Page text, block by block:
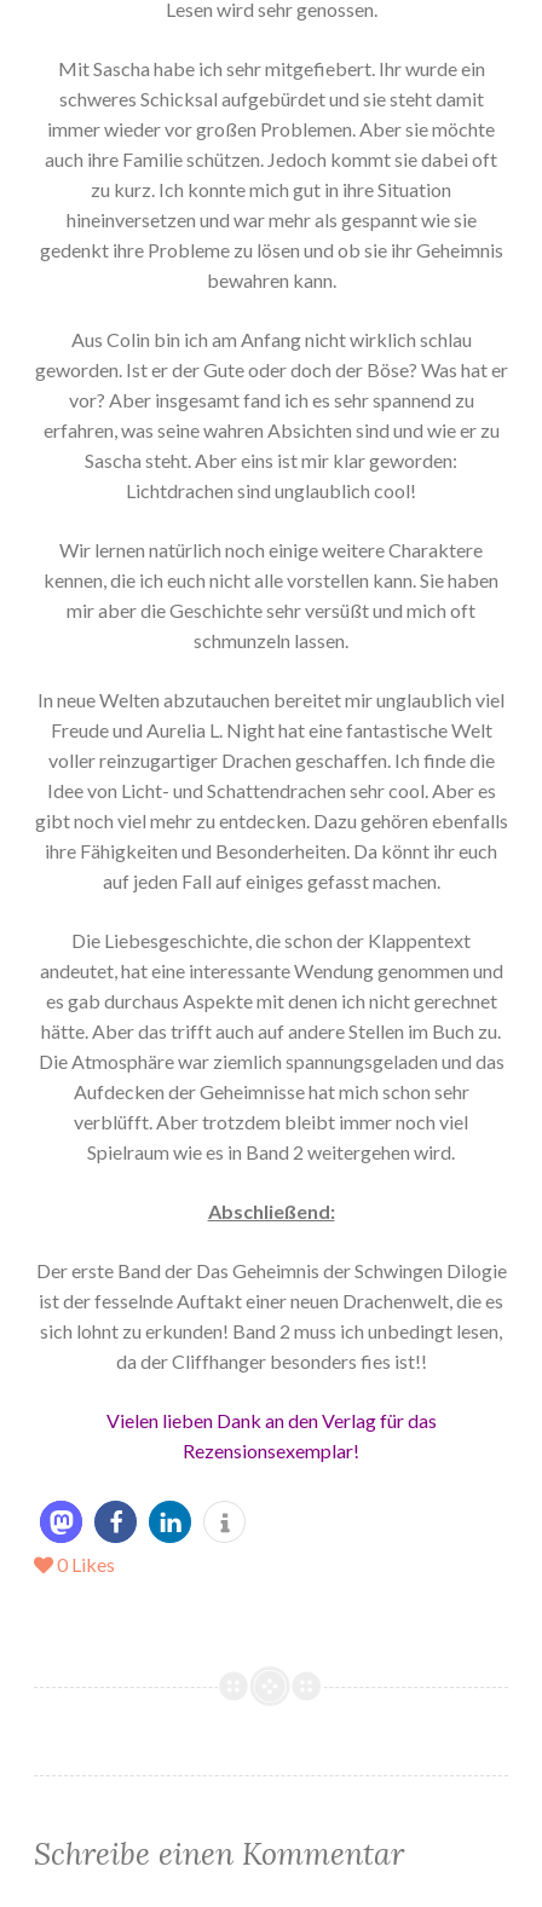
Lesen wird sehr genossen.
Mit Sascha habe ich sehr mitgefiebert. Ihr wurde ein
schweres Schicksal aufgebürdet und sie steht damit
immer wieder vor großen Problemen. Aber sie möchte
auch ihre Familie schützen. Jedoch kommt sie dabei oft
zu kurz. Ich konnte mich gut in ihre Situation
hineinversetzen und war mehr als gespannt wie sie
gedenkt ihre Probleme zu lösen und ob sie ihr Geheimnis
bewahren kann.
Aus Colin bin ich am Anfang nicht wirklich schlau
geworden. Ist er der Gute oder doch der Böse? Was hat er
vor? Aber insgesamt fand ich es sehr spannend zu
erfahren, was seine wahren Absichten sind und wie er zu
Sascha steht. Aber eins ist mir klar geworden:
Lichtdrachen sind unglaublich cool!
Wir lernen natürlich noch einige weitere Charaktere
kennen, die ich euch nicht alle vorstellen kann. Sie haben
mir aber die Geschichte sehr versüßt und mich oft
schmunzeln lassen.
In neue Welten abzutauchen bereitet mir unglaublich viel
Freude und Aurelia L. Night hat eine fantastische Welt
voller reinzugartiger Drachen geschaffen. Ich finde die
Idee von Licht- und Schattendrachen sehr cool. Aber es
gibt noch viel mehr zu entdecken. Dazu gehören ebenfalls
ihre Fähigkeiten und Besonderheiten. Da könnt ihr euch
auf jeden Fall auf einiges gefasst machen.
Die Liebesgeschichte, die schon der Klappentext
andeutet, hat eine interessante Wendung genommen und
es gab durchaus Aspekte mit denen ich nicht gerechnet
hätte. Aber das trifft auch auf andere Stellen im Buch zu.
Die Atmosphäre war ziemlich spannungsgeladen und das
Aufdecken der Geheimnisse hat mich schon sehr
verblüfft. Aber trotzdem bleibt immer noch viel
Spielraum wie es in Band 2 weitergehen wird.
Abschließend:
Der erste Band der Das Geheimnis der Schwingen Dilogie
ist der fesselnde Auftakt einer neuen Drachenwelt, die es
sich lohnt zu erkunden! Band 2 muss ich unbedingt lesen,
da der Cliffhanger besonders fies ist!!
Vielen lieben Dank an den Verlag für das
Rezensionsexemplar!
0 Likes
Schreibe einen Kommentar